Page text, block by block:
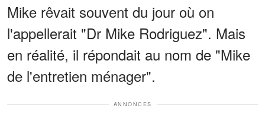
Mike rêvait souvent du jour où on
l'appellerait "Dr Mike Rodriguez". Mais
en réalité, il répondait au nom de "Mike
de l'entretien ménager".
ANNONCES